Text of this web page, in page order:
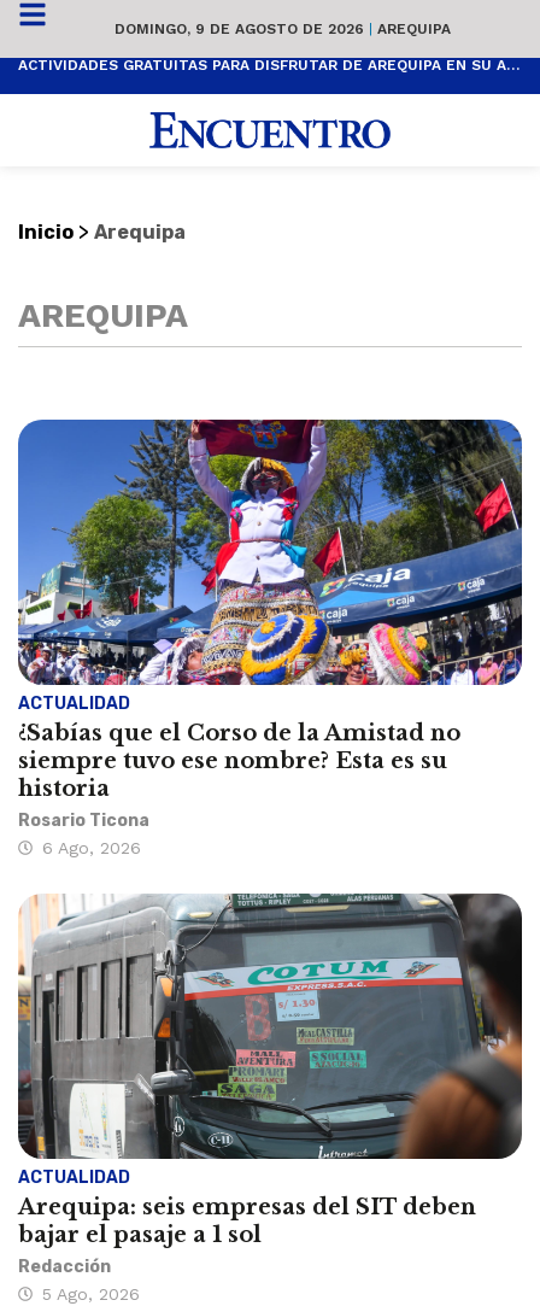
DOMINGO, 9 DE AGOSTO DE 2026 | AREQUIPA
ACTIVIDADES GRATUITAS PARA DISFRUTAR DE AREQUIPA EN SU ANIVERSARIO
Inicio > Arequipa
AREQUIPA
ACTUALIDAD
¿Sabías que el Corso de la Amistad no
siempre tuvo ese nombre? Esta es su
historia
Rosario Ticona
6 Ago, 2026
ACTUALIDAD
Arequipa: seis empresas del SIT deben
bajar el pasaje a 1 sol
Redacción
5 Ago, 2026